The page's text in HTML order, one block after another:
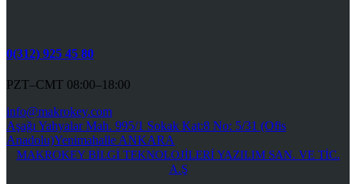
0(312) 925 45 80
PZT–CMT 08:00–18:00
info@makrokey.com
Aşağı Yahyalar Mah. 995/1 Sokak Kat:8 No: 5/31 (Ofis
Anadolu)Yenimahalle ANKARA
MAKROKEY BİLGİ TEKNOLOJİLERİ YAZILIM SAN. VE TİC.
A.Ş